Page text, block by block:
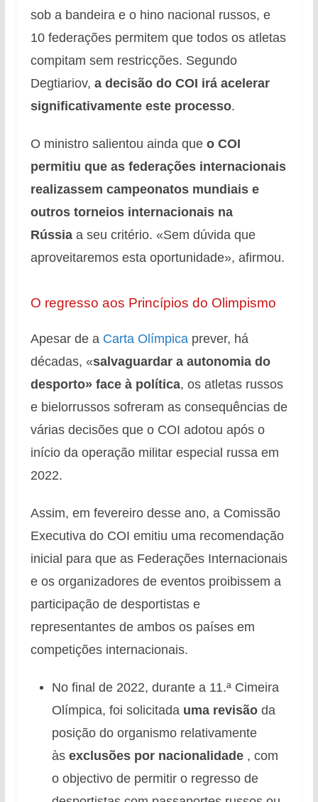
sob a bandeira e o hino nacional russos, e
10 federações permitem que todos os atletas
compitam sem restricções. Segundo
Degtiariov, a decisão do COI irá acelerar
significativamente este processo.
O ministro salientou ainda que o COI
permitiu que as federações internacionais
realizassem campeonatos mundiais e
outros torneios internacionais na
Rússiaa seu critério. «Sem dúvida que
aproveitaremos esta oportunidade», afirmou.
O regresso aos Princípios do Olimpismo
Apesar de a Carta Olímpica prever, há
décadas, «salvaguardar a autonomia do
desporto» face à política, os atletas russos
e bielorrussos sofreram as consequências de
várias decisões que o COI adotou após o
início da operação militar especial russa em
2022.
Assim, em fevereiro desse ano, a Comissão
Executiva do COI emitiu uma recomendação
inicial para que as Federações Internacionais
e os organizadores de eventos proibissem a
participação de desportistas e
representantes de ambos os países em
competições internacionais.
No final de 2022, durante a 11.ª Cimeira
Olímpica, foi solicitada uma revisãoda
posição do organismo relativamente
às exclusões por nacionalidade, com
o objectivo de permitir o regresso de